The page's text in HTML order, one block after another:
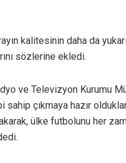
kalitesinin daha da
sözlerine ekledi.
ve Televizyon Kurumu
sahip çıkmaya hazır
ülke futbolunu her